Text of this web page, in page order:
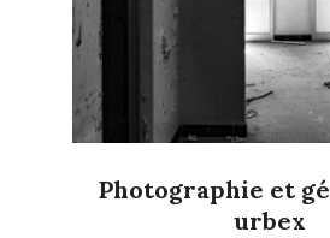
Photographie et
urbex